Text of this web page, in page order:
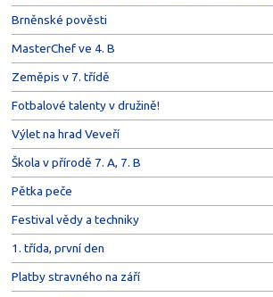
Brněnské pověsti
MasterChef ve 4. B
Zeměpis v 7. třídě
Fotbalové talenty v družině!
Výlet na hrad Veveří
Škola v přírodě 7. A, 7. B
Pětka peče
Festival vědy a techniky
1. třída, první den
Platby stravného na září